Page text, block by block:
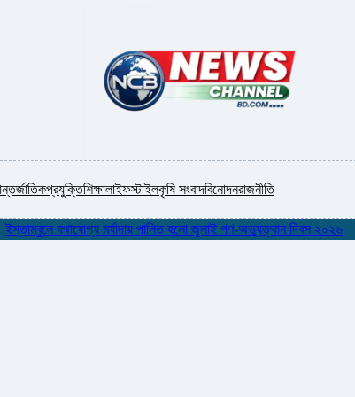
প্রযুক্তিশিক্ষালাইফস্টাইলকৃষি সংবাদবিনোদনরাজনীতি
যথাযোগ্য মর্যাদায় পালিত হলো জুলাই গণ-অভ্যুত্থান দিবস ২০২৬ ✮